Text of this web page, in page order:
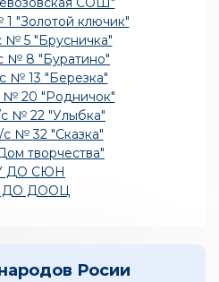
"Золотой ключик"
5 "Брусничка"
8 "Буратино"
№ 13 "Березка"
20 "Родничок"
№ 22 "Улыбка"
№ 32 "Сказка"
творчества"
ДО СЮН
ДО ДООЦ
Росии